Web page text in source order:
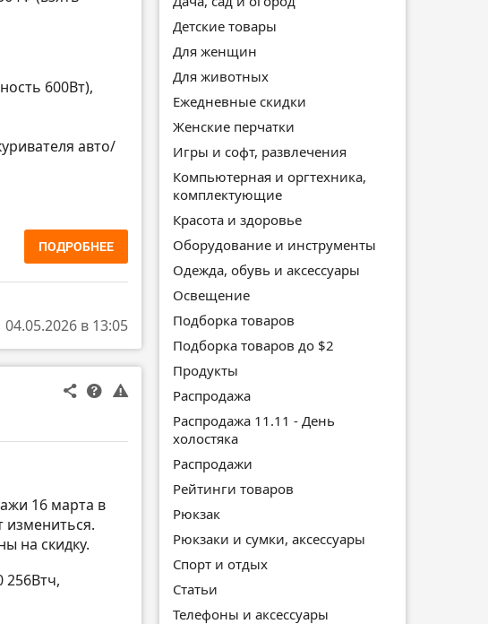
600Вт),
авто/
ПОДРОБНЕЕ
04.05.2026 в 13:05
16 марта в
на скидку.
256Втч,
Детские товары
Для женщин
Для животных
Ежедневные скидки
Женские перчатки
Игры и софт, развлечения
Компьютерная и оргтехника,
комплектующие
Красота и здоровье
Оборудование и инструменты
Одежда, обувь и аксессуары
Освещение
Подборка товаров
Подборка товаров до $2
Продукты
Распродажа
Распродажа 11.11 - День
холостяка
Распродажи
Рейтинги товаров
Рюкзак
Рюкзаки и сумки, аксессуары
Спорт и отдых
Статьи
Телефоны и аксессуары